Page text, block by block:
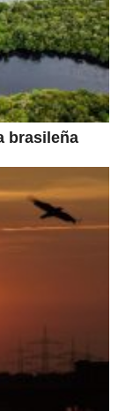
brasileña